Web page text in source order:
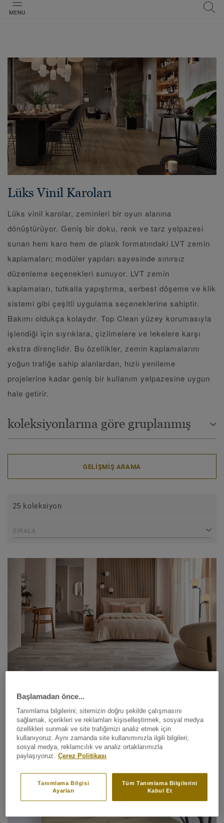
MENU
Lüks Vinil Karoları
Lüks vinil karolar, zeminleri bir oyun alanına
dönüştürüyor. Geniş bir doku, renk ve tarz yelpazesi
sunan hem karo hem de plank formatındaki LVT zemin
kaplamaları; modüler yapıları sayesinde sınırsız
düzenleme seçenekleri sunuyor. LVT zemin
kaplamaları, tutkalla yapıştırma, serbest döşeme ve klik
sistemi gibi çeşitli uygulama seçeneklerine sahiptir.
Bakımı oldukça kolaydır. Top Clean yüzey korumasıyla
işlendiği için sıyrıklara, çizilmelere ve lekelere karşı
ekstra dirençlidir. Bu özellikler, zemin kaplamalarını
yoğun trafiğe sahip alanlardan, hızlı yenileme
projelerine kadar geniş bir kullanım yelpazesine uygun
hale getirir.
koleksiyonlarına göre gruplanmış
GELIŞMIŞ ARAMA
25 koleksiyon
SIRALA
ELEGANCE RIGID 55
Başlamadan önce...
Tanımlama bilgilerini; sitemizin doğru şekilde çalışmasını
sağlamak, içerikleri ve reklamları kişiselleştirmek, sosyal medya
özellikleri sunmak ve site trafiğimizi analiz etmek için
kullanıyoruz. Aynı zamanda site kullanımınızla ilgili bilgileri;
sosyal medya, reklamcılık ve analiz ortaklarımızla
paylaşıyoruz. Çerez Politikası
Tüm Tanımlama Bilgilerini
Kabul Et
Tanımlama Bilgisi
Ayarları